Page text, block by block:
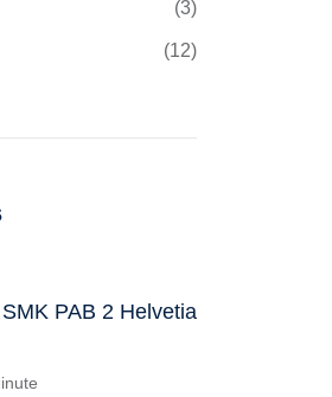
(3)
(12)
PAB 2 Helvetia